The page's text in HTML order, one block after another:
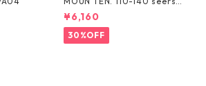
ker half pants [MP55C-173
6a]
¥6,160
30%OFF